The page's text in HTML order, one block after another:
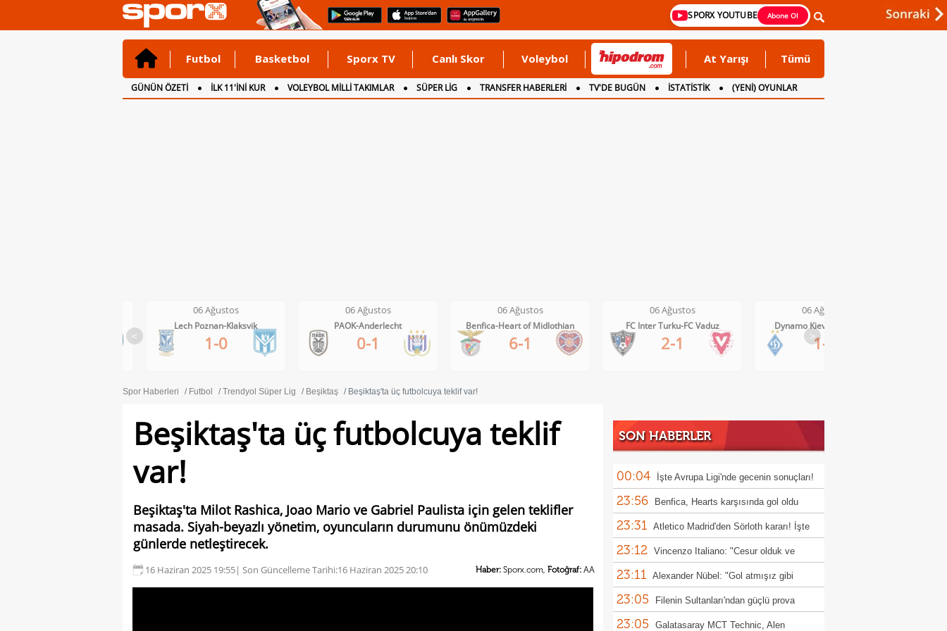
SPORX YOUTUBE Abone Ol
Futbol Basketbol Sporx TV Canlı Skor Voleybol At Yarışı Tümü
GÜNÜN ÖZETİ İLK 11'İNİ KUR VOLEYBOL MİLLİ TAKIMLAR SÜPER LİG TRANSFER HABERLERİ TV'DE BUGÜN İSTATİSTİK
(YENİ) OYUNLAR
CANLI ANLATIM
İNGİLTERE
<
06 Ağustos
Lech Poznan-Klaksvik
1-0
06 Ağustos
PAOK-Anderlecht
0-1
06 Ağustos
Benfica-Heart of Midlothian
6-1
06 Ağustos
FC Inter Turku-FC Vaduz
2-1
06 Ağustos
Dynamo Kiev-Qarabag FK
1-0
>
Spor Haberleri Futbol Trendyol Süper Lig Beşiktaş Beşiktaş'ta üç futbolcuya teklif var!
Beşiktaş'ta üç futbolcuya teklif
var!
Beşiktaş'ta Milot Rashica, Joao Mario ve Gabriel Paulista için gelen teklifler
masada. Siyah-beyazlı yönetim, oyuncuların durumunu önümüzdeki
günlerde netleştirecek.
16 Haziran 2025 19:55| Son Güncelleme Tarihi:16 Haziran 2025 20:10 Haber: Sporx.com, Fotoğraf: AA
SON HABERLER
00:04 İşte Avrupa Ligi'nde gecenin sonuçları!
23:56 Benfica, Hearts karşısında gol oldu
yağdı!
23:31 Atletico Madrid'den Sörloth kararı! İşte
istenen rakam
23:12 Vincenzo Italiano: "Cesur olduk ve
kazandık"
23:11 Alexander Nübel: "Gol atmışız gibi
sevindim"
23:05 Filenin Sultanları'ndan güçlü prova
23:05 Galatasaray MCT Technic, Alen